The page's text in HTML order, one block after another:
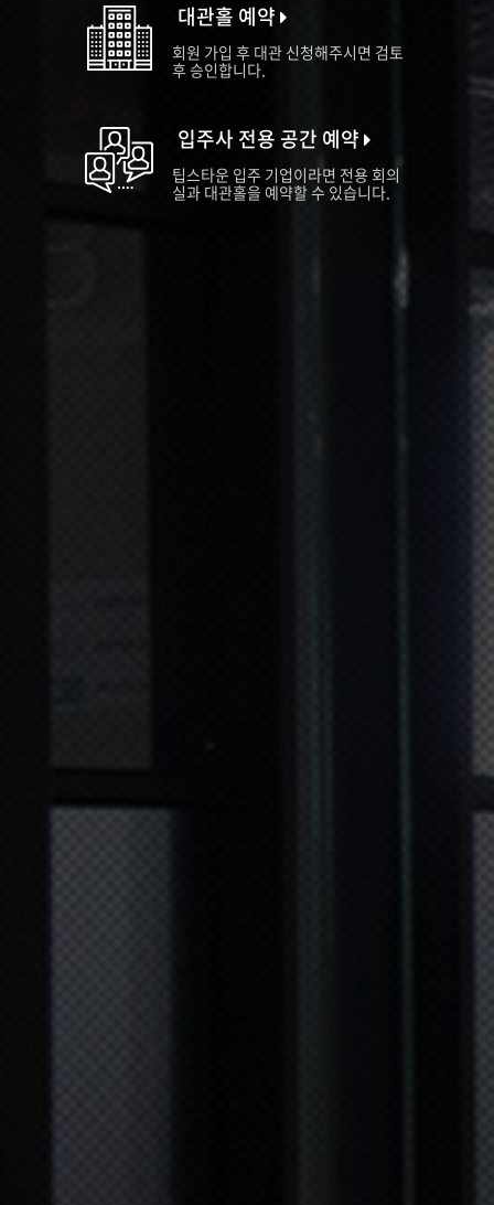
대관홀 예약
회원 가입 후 대관 신청해주시면 검토
후 승인합니다.
입주사 전용 공간 예약
팁스타운 입주 기업이라면 전용 회의
실과 대관홀을 예약할 수 있습니다.